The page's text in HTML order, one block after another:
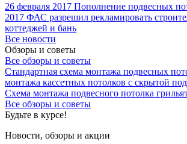
26 февраля 2017 Пополнение подвесных
2017 ФАС разрешил рекламировать
коттеджей и бань
Все новости
Обзоры и советы
Все обзоры и советы
Стандартная схема монтажа подвесных
монтажа кассетных потолков с скрытой
Схема монтажа подвесного потолка
Все обзоры и советы
Будьте в курсе!
Новости, обзоры и акции